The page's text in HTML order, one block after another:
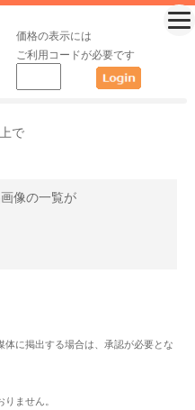
価格の表示には
ご利用コードが必要です
で
像の一覧が
に掲出する場合は、承認が必要とな
ません。